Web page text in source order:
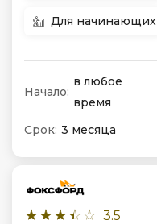
Для начинающих
Начало:
в любое
время
Срок: 3 месяца
3.5